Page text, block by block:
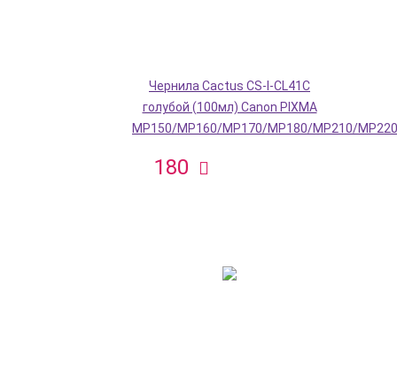
Чернила Cactus CS-I-CL41C
голубой (100мл) Canon PIXMA
MP150/MP160/MP170/MP180/MP210/MP220
180